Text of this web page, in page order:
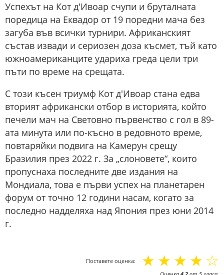
Успехът на Кот д'Ивоар счупи и бруталната
поредица на Еквадор от 19 поредни мача без
загуба във всички турнири. Африканският
състав извади и сериозен доза късмет, тъй като
южноамериканците удариха греда цели три
пъти по време на срещата.
С този късен триумф Кот д'Ивоар стана едва
вторият африкански отбор в историята, който
печели мач на Световно първенство с гол в 89-
ата минута или по-късно в редовното време,
повтаряйки подвига на Камерун срещу
Бразилия през 2022 г. За „слоновете“, които
пропуснаха последните две издания на
Мондиала, това е първи успех на планетарен
форум от точно 12 години насам, когато за
последно надделяха над Япония през юни 2014
г.
Поставете оценка: ☆
☆
☆
☆
☆